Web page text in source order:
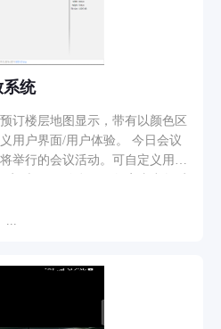
系统
订楼层地图显示，带有以颜色区
界面/用户体验。 今日会议
举行的会议活动。可自定义用户
；实时香港天文台天气及风暴警
...